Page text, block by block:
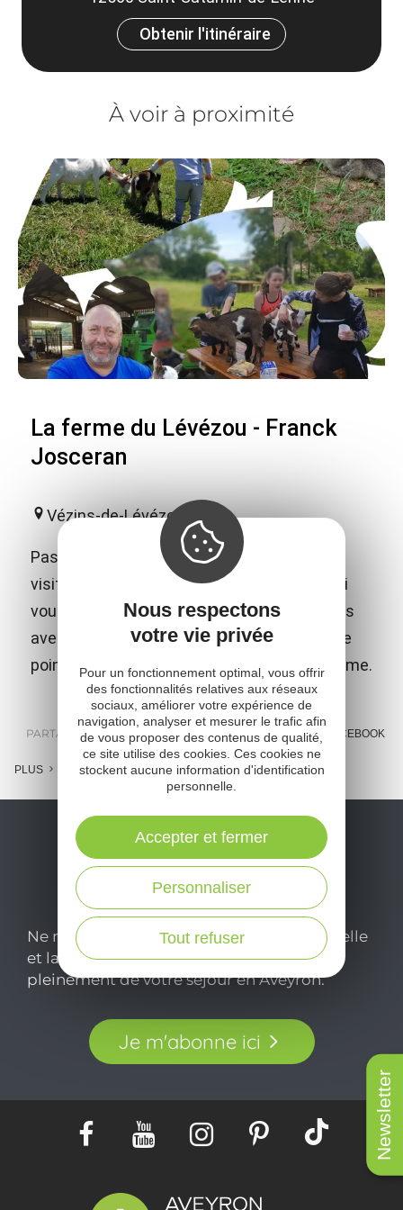
Newsletter
Obtenir l'itinéraire
À voir à proximité
La ferme du Lévézou - Franck
Josceran
Vézins-de-Lévézou
Passez un agréable moment en famille en
visitant gratuitement la ferme de Franck qui
vous présentera son métier, ses productions
avec beaucoup de professionnalisme et une
pointe d'humour. Vente de produits de la ferme.
PARTAGER : E-MAIL MESSENGER FACEBOOK
PLUS
Ne manquez pas notre newsletter mensuelle
et laissez-vous inspirer pour profiter
pleinement de votre séjour en Aveyron.
Je m'abonne ici
Nous respectons
votre vie privée
Pour un fonctionnement optimal, vous offrir
des fonctionnalités relatives aux réseaux
sociaux, améliorer votre expérience de
navigation, analyser et mesurer le trafic afin
de vous proposer des contenus de qualité,
ce site utilise des cookies. Ces cookies ne
stockent aucune information d'identification
personnelle.
Tout refuser
Personnaliser
Accepter et fermer